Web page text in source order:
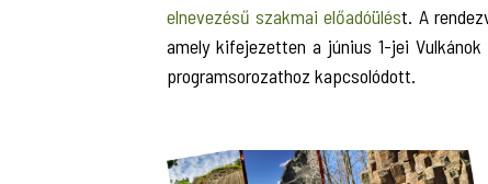
elnevezésű szakmai előadóülést. A
amely kifejezetten a június 1-jei
programsorozathoz kapcsolódott.